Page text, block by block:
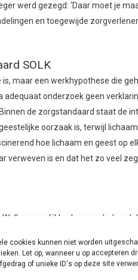
cookies kunnen niet worden
Let op, wanneer u op accepteren
of unieke ID's op deze site
werd gezegd: ‘Daar moet je
en toegewijde
SOLK
maar een werkhypothese die
onderzoek geen
de zorgstandaard staat de
oorzaak is, terwijl
hoe lichaam en geest op
is en dat het zo veel
mogelijkheden voor
de patiënt. De zorgstandaard
te verbeteren. De zorgstandaard
zoveel mogelijk gebaseerd op